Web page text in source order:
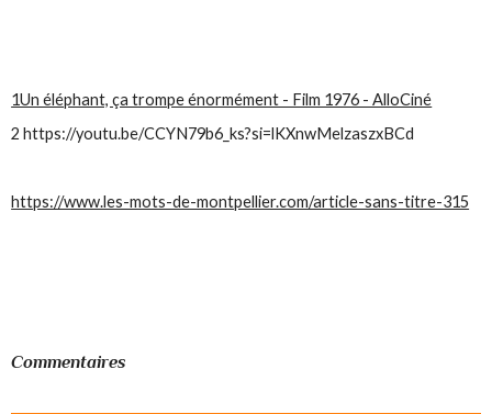
1Un éléphant, ça trompe énormément - Film 1976 - AlloCiné
2 https://youtu.be/CCYN79b6_ks?si=lKXnwMelzaszxBCd
https://www.les-mots-de-montpellier.com/article-sans-titre-315
Commentaires